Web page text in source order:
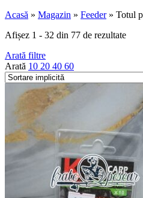
Acasă » Magazin » Feeder» Totul
Afișez 1 - 32 din 77 de rezultate
Arată filtre
Arată 10 20 40 60